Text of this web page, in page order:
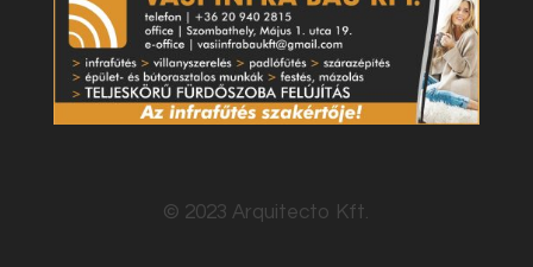
© 2023 Arquitecto Kft.